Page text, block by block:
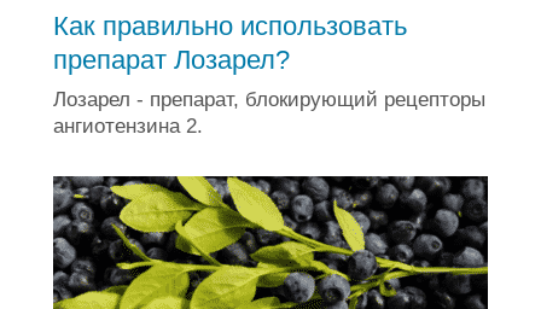
Как правильно использовать
препарат Лозарел?
Лозарел - препарат, блокирующий рецепторы
ангиотензина 2.